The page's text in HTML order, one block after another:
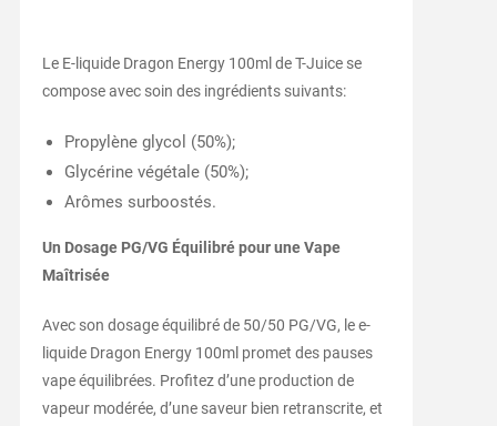
Le E-liquide Dragon Energy 100ml de T-Juice se
compose avec soin des ingrédients suivants:
Propylène glycol (50%);
Glycérine végétale (50%);
Arômes surboostés.
Un Dosage PG/VG Équilibré pour une Vape
Maîtrisée
Avec son dosage équilibré de 50/50 PG/VG, le e-
liquide Dragon Energy 100ml promet des pauses
vape équilibrées. Profitez d’une production de
vapeur modérée, d’une saveur bien retranscrite, et